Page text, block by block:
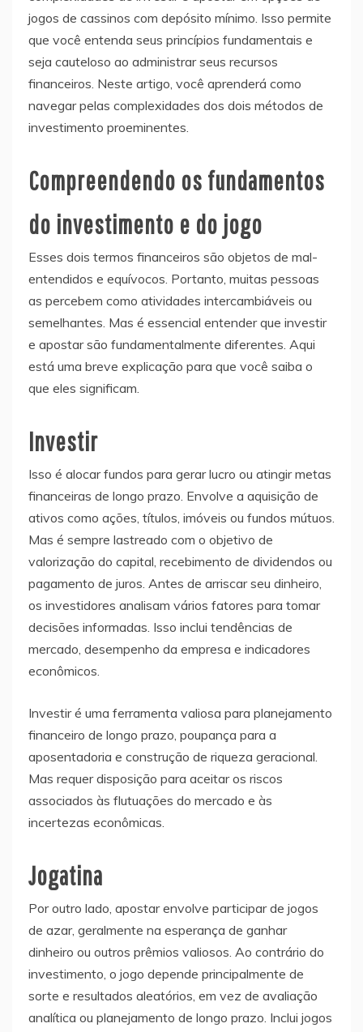
jogos de cassinos com depósito mínimo. Isso permite
que você entenda seus princípios fundamentais e
seja cauteloso ao administrar seus recursos
financeiros. Neste artigo, você aprenderá como
navegar pelas complexidades dos dois métodos de
investimento proeminentes.
Compreendendo os fundamentos
do investimento e do jogo
Esses dois termos financeiros são objetos de mal-
entendidos e equívocos. Portanto, muitas pessoas
as percebem como atividades intercambiáveis ou
semelhantes. Mas é essencial entender que investir
e apostar são fundamentalmente diferentes. Aqui
está uma breve explicação para que você saiba o
que eles significam.
Investir
Isso é alocar fundos para gerar lucro ou atingir metas
financeiras de longo prazo. Envolve a aquisição de
ativos como ações, títulos, imóveis ou fundos mútuos.
Mas é sempre lastreado com o objetivo de
valorização do capital, recebimento de dividendos ou
pagamento de juros. Antes de arriscar seu dinheiro,
os investidores analisam vários fatores para tomar
decisões informadas. Isso inclui tendências de
mercado, desempenho da empresa e indicadores
econômicos.
Investir é uma ferramenta valiosa para planejamento
financeiro de longo prazo, poupança para a
aposentadoria e construção de riqueza geracional.
Mas requer disposição para aceitar os riscos
associados às flutuações do mercado e às
incertezas econômicas.
Jogatina
Por outro lado, apostar envolve participar de jogos
de azar, geralmente na esperança de ganhar
dinheiro ou outros prêmios valiosos. Ao contrário do
investimento, o jogo depende principalmente de
sorte e resultados aleatórios, em vez de avaliação
analítica ou planejamento de longo prazo. Inclui jogos